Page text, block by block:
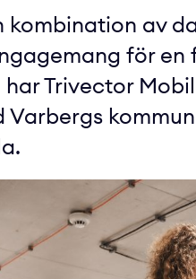
kombination av
för en
Trivector
Varbergs